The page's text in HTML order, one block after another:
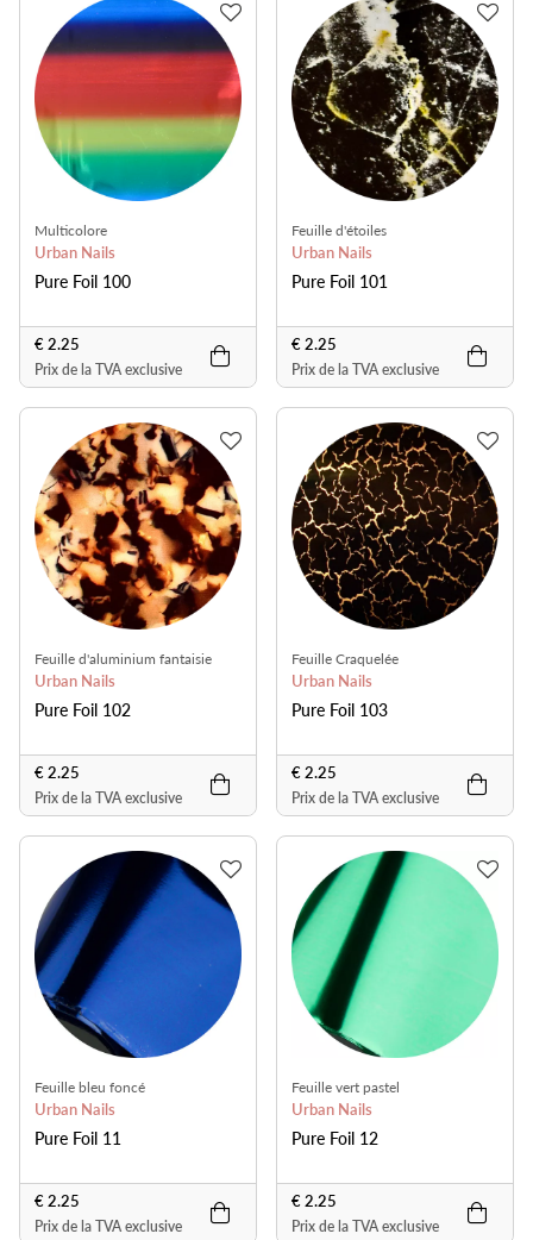
Multicolore
Urban Nails
Pure Foil 100
€ 2.25
Prix de la TVA exclusive
Feuille d'étoiles
Urban Nails
Pure Foil 101
€ 2.25
Prix de la TVA exclusive
Feuille d'aluminium fantaisie
Urban Nails
Pure Foil 102
€ 2.25
Prix de la TVA exclusive
Feuille Craquelée
Urban Nails
Pure Foil 103
€ 2.25
Prix de la TVA exclusive
Feuille bleu foncé
Urban Nails
Pure Foil 11
€ 2.25
Prix de la TVA exclusive
Feuille vert pastel
Urban Nails
Pure Foil 12
€ 2.25
Prix de la TVA exclusive